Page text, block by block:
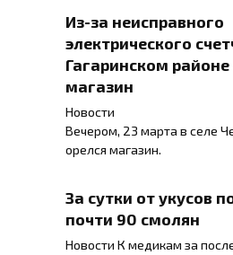
Из-за неисправного
электрического
Гагаринском районе
магазин
Новости
Вечером, 23 марта в селе
орелся магазин.
За сутки от укусов
почти 90 смолян
Новости К медикам за